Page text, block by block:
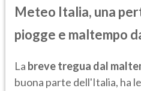
Meteo Italia, una
piogge e maltempo
La breve tregua dal
buona parte dell'Italia, ha